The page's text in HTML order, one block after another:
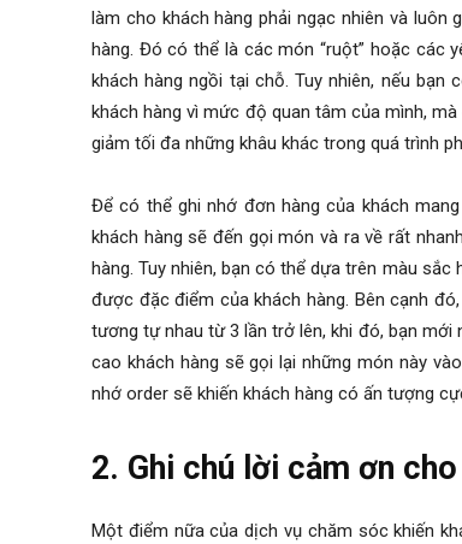
làm cho khách hàng phải ngạc nhiên và
hàng. Đó có thể là các món “ruột” hoặc các
khách hàng ngồi tại chỗ. Tuy nhiên, nếu
khách hàng vì mức độ quan tâm của mình,
giảm tối đa những khâu khác trong quá trình
Để có thể ghi nhớ đơn hàng của khách
khách hàng sẽ đến gọi món và ra về rất
hàng. Tuy nhiên, bạn có thể dựa trên màu
được đặc điểm của khách hàng. Bên cạnh
tương tự nhau từ 3 lần trở lên, khi đó, bạn mới
cao khách hàng sẽ gọi lại những món này
nhớ order sẽ khiến khách hàng có ấn tượng
2. Ghi chú lời cảm ơn
Một điểm nữa của dịch vụ chăm sóc khiến